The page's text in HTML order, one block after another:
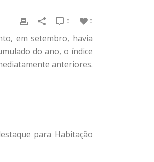
0
0
em setembro, havia
do ano, o índice
anteriores.
para Habitação